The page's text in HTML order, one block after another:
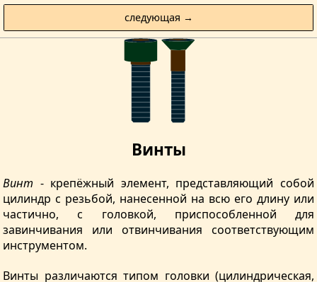
Винты
Винт - крепёжный элемент, представляющий собой
цилиндр с резьбой, нанесенной на всю его длину или
частично, с головкой, приспособленной для
завинчивания или отвинчивания соответствующим
инструментом.
Винты различаются типом головки (цилиндрическая,
следующая →